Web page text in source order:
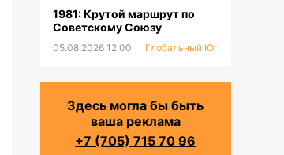
1981: Крутой маршрут по
Советскому Союзу
05.08.2026 12:00 Глобальный Юг
Здесь могла бы быть
ваша реклама
+7 (705) 715 70 96